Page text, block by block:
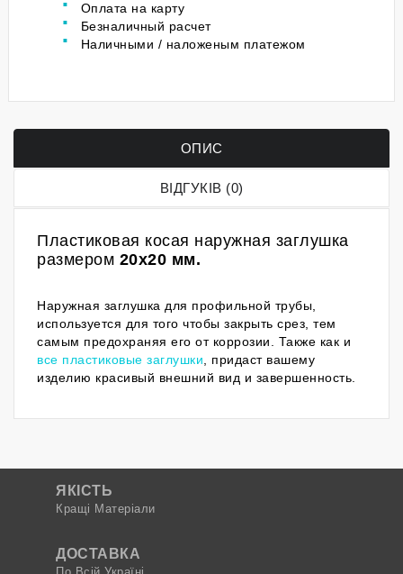
Оплата на карту
Безналичный расчет
Наличными / наложеным платежом
ОПИС
ВІДГУКІВ (0)
Пластиковая косая наружная заглушка
размером 20x20 мм.
Наружная заглушка для профильной трубы,
используется для того чтобы закрыть срез, тем
самым предохраняя его от коррозии. Также как и
все пластиковые заглушки, придаст вашему
изделию красивый внешний вид и завершенность.
ЯКІСТЬ
Кращі Матеріали
ДОСТАВКА